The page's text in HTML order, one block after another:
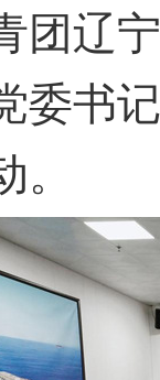
团辽
委书